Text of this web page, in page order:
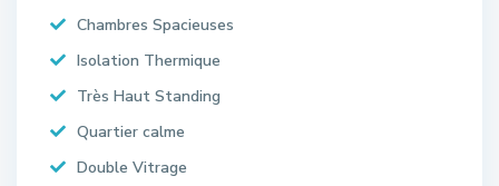
Chambres Spacieuses
Isolation Thermique
Très Haut Standing
Quartier calme
Double Vitrage